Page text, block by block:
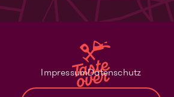
ImpressumDatenschutz